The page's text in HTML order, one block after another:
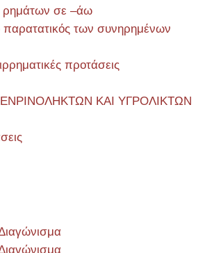
σε –άω
των συνηρημένων
προτάσεις
ΚΑΙ ΥΓΡΟΛΙΚΤΩΝ